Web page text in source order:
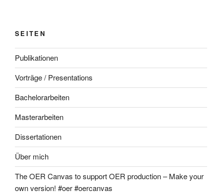
SEITEN
Publikationen
Vorträge / Presentations
Bachelorarbeiten
Masterarbeiten
Dissertationen
Über mich
The OER Canvas to support OER production – Make your
own version! #oer #oercanvas